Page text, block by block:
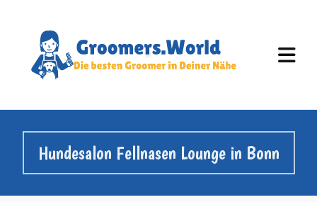
Hundesalon Fellnasen Lounge in Bonn